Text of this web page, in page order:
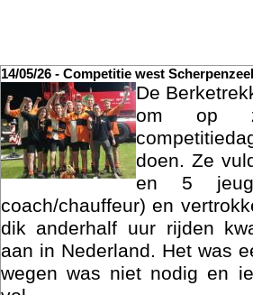
14/05/26 - Competitie west Scherpenzeel
De
om op
doen. Ze
en 5
coach/chauffeur) en
dik anderhalf uur rijden
aan in Nederland. Het was
wegen was niet nodig en